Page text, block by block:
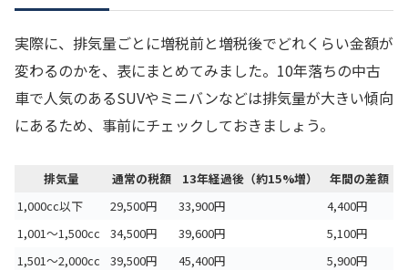
実際に、排気量ごとに増税前と増税後でどれくらい金額が
変わるのかを、表にまとめてみました。10年落ちの中古
車で人気のあるSUVやミニバンなどは排気量が大きい傾向
にあるため、事前にチェックしておきましょう。
排気量 通常の税額 13年経過後（約15%増）
年間の差額
1,000cc以下
29,500円 33,900円
4,400円
1,001〜1,500cc
34,500円 39,600円
5,100円
1,501〜2,000cc
39,500円 45,400円
5,900円